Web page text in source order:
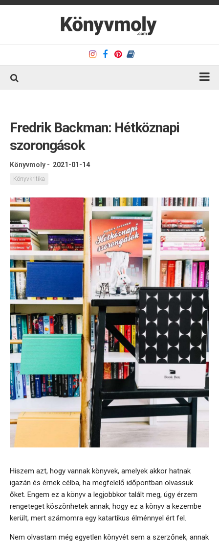
Könyvajánló
Kapcsolat
Olvasó sarok
Rólam
Fredrik Backman: Hétköznapi
szorongások
Könyvmoly - 2021-01-14
Könyvkritika
Hiszem azt, hogy vannak könyvek, amelyek akkor hatnak
igazán és érnek célba, ha megfelelő időpontban olvassuk
őket. Engem ez a könyv a legjobbkor talált meg, úgy érzem
rengeteget köszönhetek annak, hogy ez a könyv a kezembe
került, mert számomra egy katartikus élménnyel ért fel.
Nem olvastam még egyetlen könyvét sem a szerzőnek, annak